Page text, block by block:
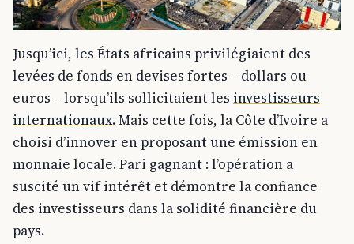
Jusqu’ici, les États africains privilégiaient des
levées de fonds en devises fortes – dollars ou
euros – lorsqu’ils sollicitaient les investisseurs
internationaux. Mais cette fois, la Côte d’Ivoire a
choisi d’innover en proposant une émission en
monnaie locale. Pari gagnant : l’opération a
suscité un vif intérêt et démontre la confiance
des investisseurs dans la solidité financière du
pays.